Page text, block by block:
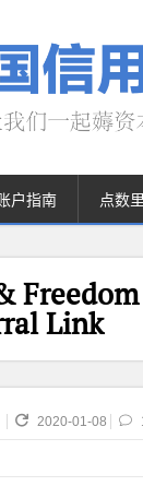
户指南 点数
Link
2020-01-08